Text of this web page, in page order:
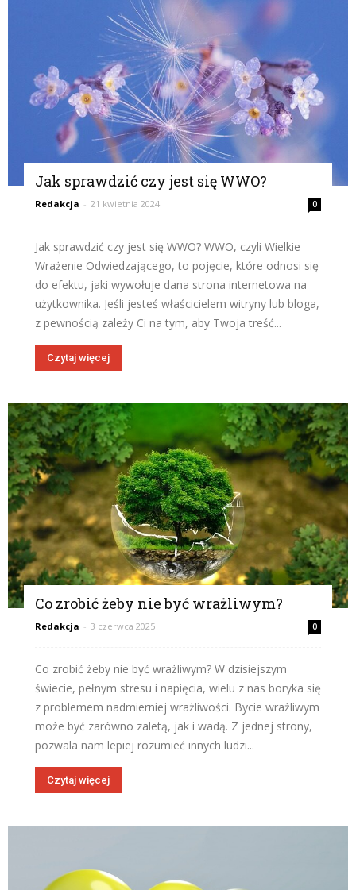
Jak sprawdzić czy jest się WWO?
Redakcja - 21 kwietnia 2024 0
Jak sprawdzić czy jest się WWO? WWO, czyli Wielkie
Wrażenie Odwiedzającego, to pojęcie, które odnosi się
do efektu, jaki wywołuje dana strona internetowa na
użytkownika. Jeśli jesteś właścicielem witryny lub bloga,
z pewnością zależy Ci na tym, aby Twoja treść...
Czytaj więcej
Co zrobić żeby nie być wrażliwym?
Redakcja - 3 czerwca 2025 0
Co zrobić żeby nie być wrażliwym? W dzisiejszym
świecie, pełnym stresu i napięcia, wielu z nas boryka się
z problemem nadmierniej wrażliwości. Bycie wrażliwym
może być zarówno zaletą, jak i wadą. Z jednej strony,
pozwala nam lepiej rozumieć innych ludzi...
Czytaj więcej